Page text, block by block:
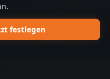
festlegen